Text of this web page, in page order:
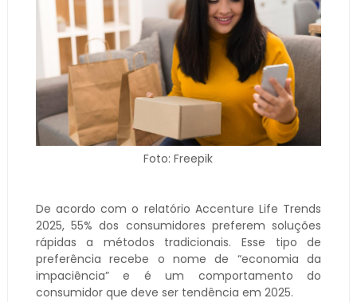
Foto: Freepik
De acordo com o relatório Accenture Life Trends
2025, 55% dos consumidores preferem soluções
rápidas a métodos tradicionais. Esse tipo de
preferência recebe o nome de “economia da
impaciência” e é um comportamento do
consumidor que deve ser tendência em 2025.